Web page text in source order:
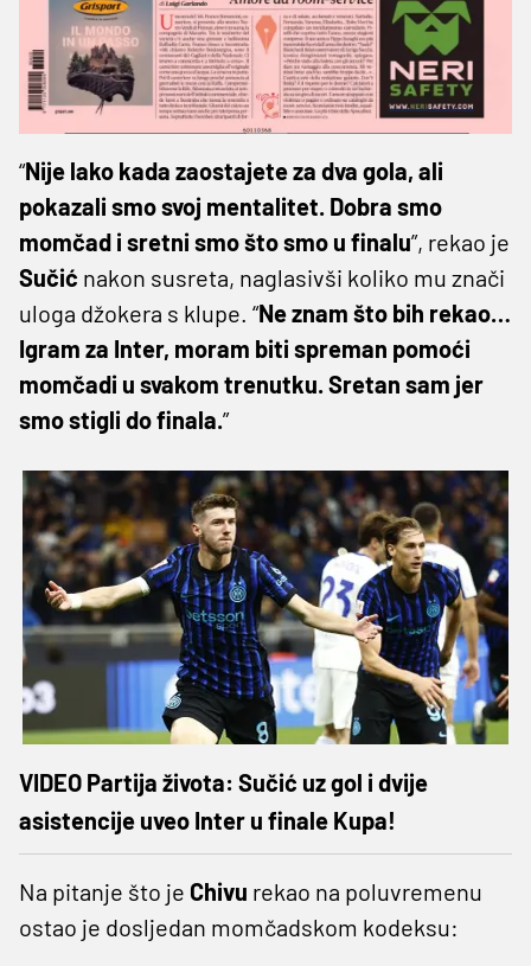
“Nije lako kada zaostajete za dva gola, ali
pokazali smo svoj mentalitet. Dobra smo
momčad i sretni smo što smo u finalu”, rekao je
Sučić nakon susreta, naglasivši koliko mu znači
uloga džokera s klupe. “Ne znam što bih rekao…
Igram za Inter, moram biti spreman pomoći
momčadi u svakom trenutku. Sretan sam jer
smo stigli do finala.”
VIDEO Partija života: Sučić uz gol i dvije
asistencije uveo Inter u finale Kupa!
Na pitanje što je Chivu rekao na poluvremenu
ostao je dosljedan momčadskom kodeksu: